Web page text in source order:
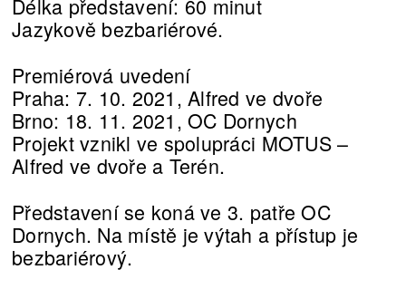
Délka představení: 60 minut
Jazykově bezbariérové.
Premiérová uvedení
Praha: 7. 10. 2021, Alfred ve dvoře
Brno: 18. 11. 2021, OC Dornych
Projekt vznikl ve spolupráci MOTUS –
Alfred ve dvoře a Terén.
Představení se koná ve 3. patře OC
Dornych. Na místě je výtah a přístup je
bezbariérový.